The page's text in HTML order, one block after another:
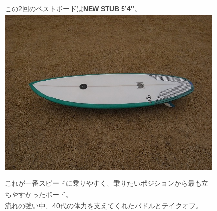
この2回のベストボードはNEW STUB 5’4″。
これが一番スピードに乗りやすく、乗りたいポジションから最も立
ちやすかったボード。
流れの強い中、40代の体力を支えてくれたパドルとテイクオフ。